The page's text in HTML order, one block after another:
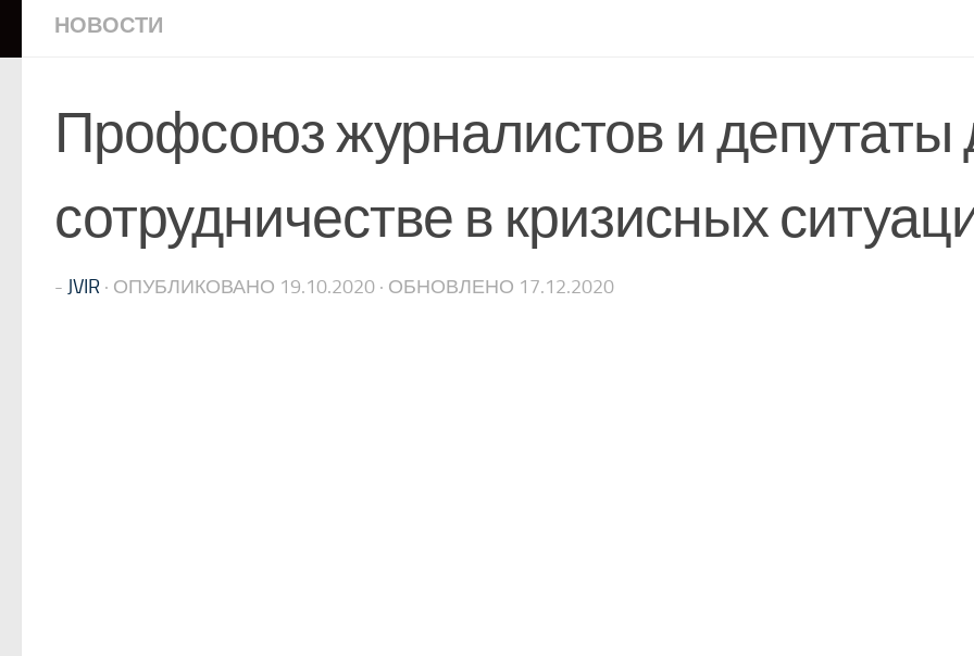
НОВОСТИ
Профсоюз журналистов и депутаты
сотрудничестве в кризисных
- JVIR · ОПУБЛИКОВАНО 19.10.2020 · ОБНОВЛЕНО 17.12.2020